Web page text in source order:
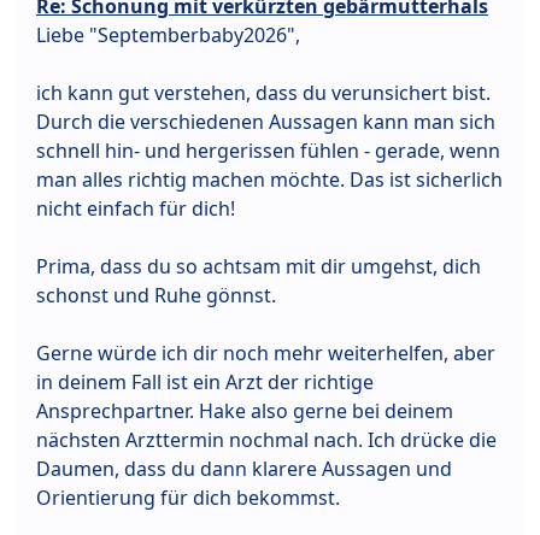
Re: Schonung mit verkürzten gebärmutterhals
Liebe "Septemberbaby2026",
ich kann gut verstehen, dass du verunsichert bist.
Durch die verschiedenen Aussagen kann man sich
schnell hin- und hergerissen fühlen - gerade, wenn
man alles richtig machen möchte. Das ist sicherlich
nicht einfach für dich!
Prima, dass du so achtsam mit dir umgehst, dich
schonst und Ruhe gönnst.
Gerne würde ich dir noch mehr weiterhelfen, aber
in deinem Fall ist ein Arzt der richtige
Ansprechpartner. Hake also gerne bei deinem
nächsten Arzttermin nochmal nach. Ich drücke die
Daumen, dass du dann klarere Aussagen und
Orientierung für dich bekommst.